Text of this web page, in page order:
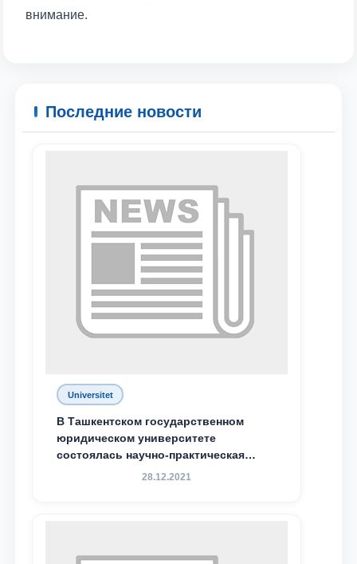
Ваше имя и фамилия
Ваш номер телефона
Почта
внимание.
Последние новости
Universitet
В Ташкентском государственном
юридическом университете
состоялась научно-практическая
конференция магистрантов
28.12.2021